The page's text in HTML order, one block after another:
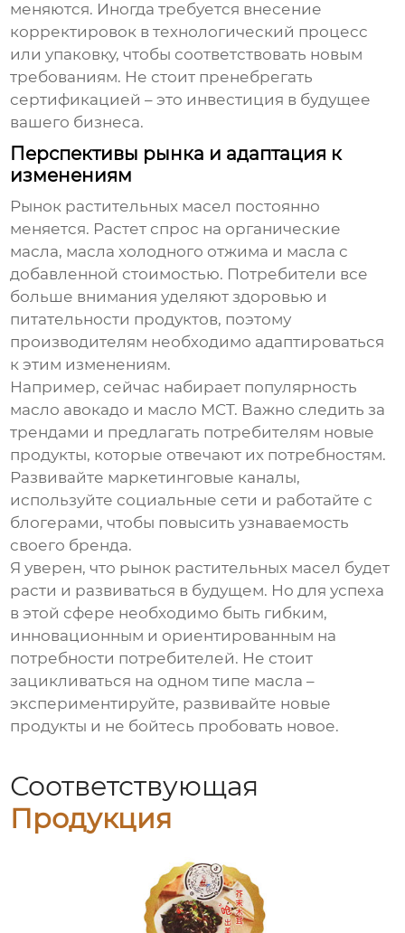
меняются. Иногда требуется внесение
корректировок в технологический процесс
или упаковку, чтобы соответствовать новым
требованиям. Не стоит пренебрегать
сертификацией – это инвестиция в будущее
вашего бизнеса.
Перспективы рынка и адаптация к
изменениям
Рынок растительных масел постоянно
меняется. Растет спрос на органические
масла, масла холодного отжима и масла с
добавленной стоимостью. Потребители все
больше внимания уделяют здоровью и
питательности продуктов, поэтому
производителям необходимо адаптироваться
к этим изменениям.
Например, сейчас набирает популярность
масло авокадо и масло MCT. Важно следить за
трендами и предлагать потребителям новые
продукты, которые отвечают их потребностям.
Развивайте маркетинговые каналы,
используйте социальные сети и работайте с
блогерами, чтобы повысить узнаваемость
своего бренда.
Я уверен, что рынок растительных масел будет
расти и развиваться в будущем. Но для успеха
в этой сфере необходимо быть гибким,
инновационным и ориентированным на
потребности потребителей. Не стоит
зацикливаться на одном типе масла –
экспериментируйте, развивайте новые
продукты и не бойтесь пробовать новое.
Соответствующая
Продукция